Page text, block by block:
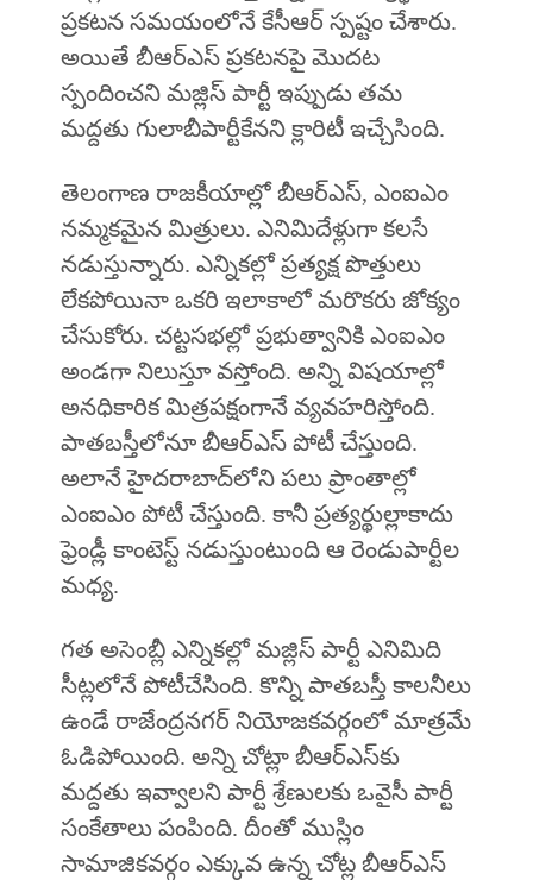
ప్రకటన సమయంలోనే కేసీఆర్‌ స్పష్టం చేశారు.
అయితే బీఆర్ఎస్ ప్రకటనపై మొదట
స్పందించని మజ్లిస్ పార్టీ ఇప్పుడు తమ
మద్దతు గులాబీపార్టీకేనని క్లారిటీ ఇచ్చేసింది.
తెలంగాణ రాజకీయాల్లో బీఆర్ఎస్, ఎంఐఎం
నమ్మకమైన మిత్రులు. ఎనిమిదేళ్లుగా కలసే
నడుస్తున్నారు. ఎన్నికల్లో ప్రత్యక్ష పొత్తులు
లేకపోయినా ఒకరి ఇలాకాలో మరొకరు జోక్యం
చేసుకోరు. చట్టసభల్లో ప్రభుత్వానికి ఎంఐఎం
అండగా నిలుస్తూ వస్తోంది. అన్ని విషయాల్లో
అనధికారిక మిత్రపక్షంగానే వ్యవహరిస్తోంది.
పాతబస్తీలోనూ బీఆర్ఎస్ పోటీ చేస్తుంది.
అలానే హైదరాబాద్‌లోని పలు ప్రాంతాల్లో
ఎంఐఎం పోటీ చేస్తుంది. కానీ ప్రత్యర్థుల్లాకాదు
ఫ్రెండ్లీ కాంటెస్ట్‌ నడుస్తుంటుంది ఆ రెండుపార్టీల
మధ్య.
గత అసెంబ్లీ ఎన్నికల్లో మజ్లిస్‌ పార్టీ ఎనిమిది
సీట్లలోనే పోటీచేసింది. కొన్ని పాతబస్తీ కాలనీలు
ఉండే రాజేంద్రనగర్ నియోజకవర్గంలో మాత్రమే
ఓడిపోయింది. అన్ని చోట్లా బీఆర్ఎస్‌కు
మద్దతు ఇవ్వాలని పార్టీ శ్రేణులకు ఒవైసీ పార్టీ
సంకేతాలు పంపింది. దీంతో ముస్లిం
సామాజికవర్గం ఎక్కువ ఉన్న చోట్ల బీఆర్ఎస్